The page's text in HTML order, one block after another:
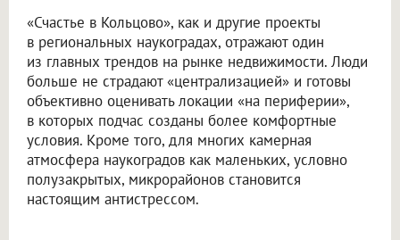
«Счастье в Кольцово», как и другие проекты
в региональных наукоградах, отражают один
из главных трендов на рынке недвижимости. Люди
больше не страдают «централизацией» и готовы
объективно оценивать локации «на периферии»,
в которых подчас созданы более комфортные
условия. Кроме того, для многих камерная
атмосфера наукоградов как маленьких, условно
полузакрытых, микрорайонов становится
настоящим антистрессом.